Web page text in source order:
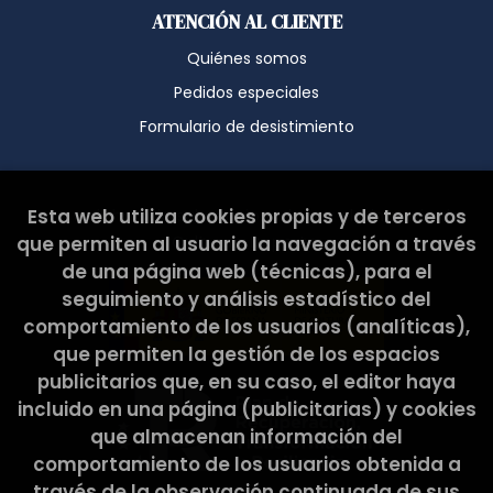
ATENCIÓN AL CLIENTE
Quiénes somos
Pedidos especiales
Formulario de desistimiento
Esta web ha sido subvencionada por el Ministerio de
Cultura y Deporte.
Esta web utiliza cookies propias y de terceros
que permiten al usuario la navegación a través
de una página web (técnicas), para el
seguimiento y análisis estadístico del
comportamiento de los usuarios (analíticas),
que permiten la gestión de los espacios
publicitarios que, en su caso, el editor haya
incluido en una página (publicitarias) y cookies
que almacenan información del
comportamiento de los usuarios obtenida a